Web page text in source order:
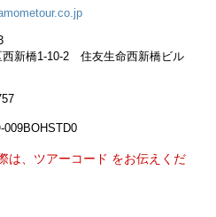
西新橋1-10-2 住友生命西新橋ビル
009BOHSTD0
は、ツアーコード をお伝えくだ